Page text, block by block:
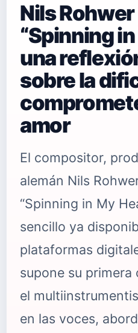
Nils
“Spinning in
una
sobre la
amor
El compositor,
alemán Nils
“Spinning in My
sencillo ya
plataformas
supone su
el
en las voces,